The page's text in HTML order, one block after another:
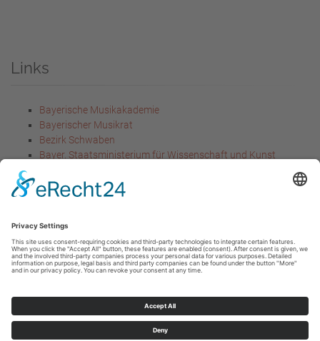
Links
Bayerische Musikakademie
Bayerischer Musikrat
Bezirk Schwaben
Bayer. Staatsministerium für Wissenschaft und Kunst
Unterricht und Kultus
Rechtliches